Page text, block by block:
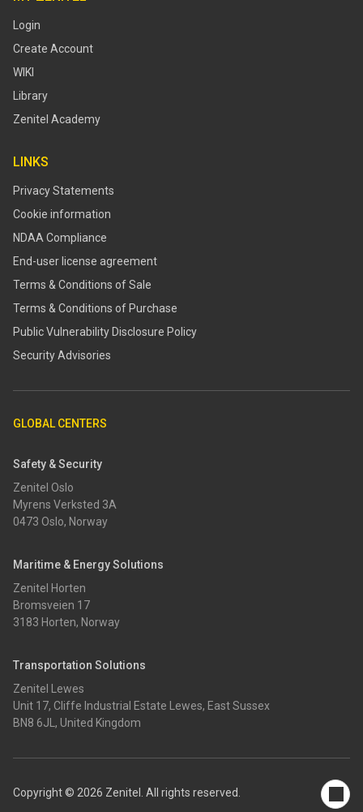
Login
Create Account
WIKI
Library
Zenitel Academy
LINKS
Privacy Statements
Cookie information
NDAA Compliance
End-user license agreement
Terms & Conditions of Sale
Terms & Conditions of Purchase
​​Public Vulnerability Disclosure Policy​
Security Advisories
GLOBAL CENTERS
Safety & Security
Zenitel Oslo
Myrens Verksted 3A
0473 Oslo, Norway
Maritime & Energy Solutions
Zenitel Horten
Bromsveien 17
3183 Horten, Norway
Transportation Solutions
Zenitel Lewes
Unit 17, Cliffe Industrial Estate Lewes, East Sussex
BN8 6JL, United Kingdom
Copyright © 2026 Zenitel. All rights reserved.